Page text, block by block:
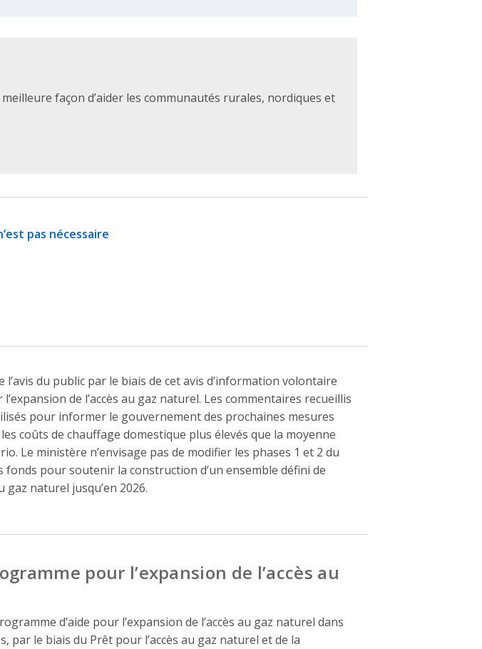
façon d’aider les communautés rurales, nordiques et
pas nécessaire
l’avis du public par le biais de cet avis d’information volontaire
de l’accès au gaz naturel. Les commentaires recueillis
pour informer le gouvernement des prochaines mesures
coûts de chauffage domestique plus élevés que la moyenne
Le ministère n’envisage pas de modifier les phases 1 et 2 du
fonds pour soutenir la construction d’un ensemble défini de
gaz naturel jusqu’en 2026.
pour l’expansion de l’accès au
d’aide pour l’expansion de l’accès au gaz naturel dans
par le biais du Prêt pour l’accès au gaz naturel et de la